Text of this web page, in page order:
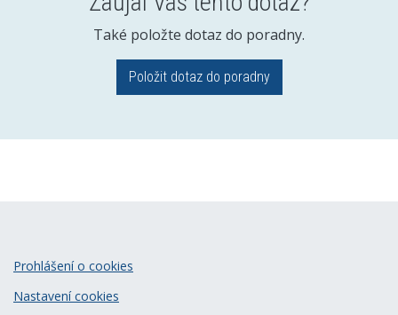
Také položte dotaz do poradny.
Položit dotaz do poradny
Prohlášení o cookies
Nastavení cookies